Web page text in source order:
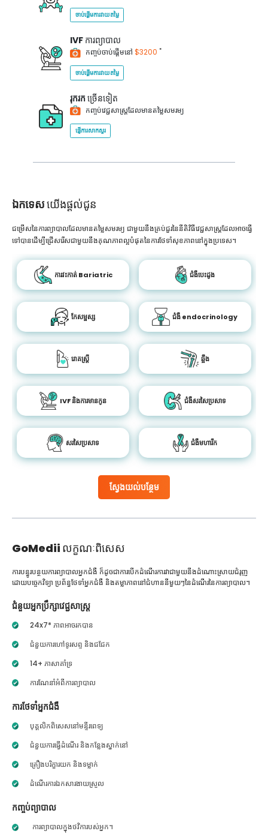
ចាប់ផ្តើមការវាយតម្លៃ
IVF ការព្យាបាល
កញ្ចប់ចាប់ផ្តើមនៅ $3200 *
ចាប់ផ្តើមការវាយតម្លៃ
រុករក ច្រើនទៀត
កញ្ចប់វេជ្ជសាស្ត្រដែលមានតម្លៃសមរម្យ
ផ្ញើការសាកសួរ
ឯកទេសយើងផ្តល់ជូន
ស្វែងយល់បន្ថែម
ជម្រើសនៃការព្យាបាលដែលមានតម្លៃសមរម្យ ជាមួយនឹងគ្រប់ជួរនៃនីតិវិធីវេជ្ជសាស្រ្តដែលអាចធ្វើ
ទៅបានដើម្បីជ្រើសរើសជាមួយនឹងគុណភាពល្អបំផុតនៃការថែទាំសុខភាពនៅក្នុងប្រទេស។
ការវះកាត់ Bariatric ជំងឺបេះដូង
កែសម្ផស្ស ជំងឺ endocrinology
រោគស្ត្រី ឆ្អឹង
IVF និងការមានកូន ជំងឺសរសៃប្រសាទ
សរសៃប្រសាទ ជំងឺមហារីក
GoMedii លក្ខណៈពិសេស
ការបន្ធូរបន្ថយការព្យាបាលអ្នកជំងឺ ក៏ដូចជាការបើកដំណើរការវាជាមួយនឹងដំណោះស្រាយជំរុញ
ដោយបច្ចេកវិទ្យា ប្រព័ន្ធថែទាំអ្នកជំងឺ និងតម្លាភាពនៅជំហាននីមួយៗនៃដំណើរនៃការព្យាបាល។
ជំនួយអ្នកប្រឹក្សាវេជ្ជសាស្ត្រ
24x7* ភាពអាចរកបាន
ជំនួយការហៅទូរសព្ទ និងជជែក
14+ ភាសាគាំទ្រ
ការណែនាំអំពីការព្យាបាល
ការថែទាំអ្នកជំងឺ
បុគ្គលិកពិសេសនៅមន្ទីរពេទ្យ
ជំនួយការធ្វើដំណើរ និងកន្លែងស្នាក់នៅ
គ្រឿងបរិក្ខារយក និងទម្លាក់
ដំណើរការឯកសារងាយស្រួល
កញ្ចប់ព្យាបាល
ការព្យាបាលក្នុងថវិការបស់អ្នក។